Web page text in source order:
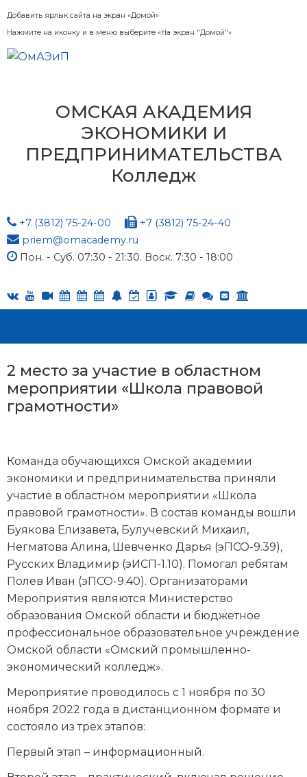
Добавить ярлык сайта на экран «Домой»
Нажмите на иконку и в меню выберите «На экран "Домой"»
ОМСКАЯ АКАДЕМИЯ
ЭКОНОМИКИ И
ПРЕДПРИНИМАТЕЛЬСТВА
Колледж
+7 (3812) 75-24-00
+7 (3812) 75-24-40
priem@omacademy.ru
Пон. - Суб. 07:30 - 21:30. Воск. 7:30 - 18:00
2 место за участие в областном
мероприятии «Школа правовой
грамотности»
Команда обучающихся Омской академии
экономики и предпринимательства приняли
участие в областном мероприятии «Школа
правовой грамотности». В состав команды вошли
Буякова Елизавета, Булучевский Михаил,
Негматова Алина, Шевченко Дарья (эПСО-9.39),
Русских Владимир (эИСП-1.10). Помогал ребятам
Полев Иван (эПСО-9.40). Организаторами
Мероприятия являются Министерство
образования Омской области и бюджетное
профессиональное образовательное учреждение
Омской области «Омский промышленно-
экономический колледж».
Мероприятие проводилось с 1 ноября по 30
ноября 2022 года в дистанционном формате и
состояло из трех этапов:
Первый этап – информационный.